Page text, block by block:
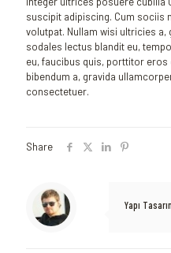
suscipit adipiscing. Cum sociis
volutpat. Nullam wisi ultricies a,
sodales lectus blandit eu,
eu, faucibus quis, porttitor
bibendum a, gravida
consectetuer.
Share
Yapı